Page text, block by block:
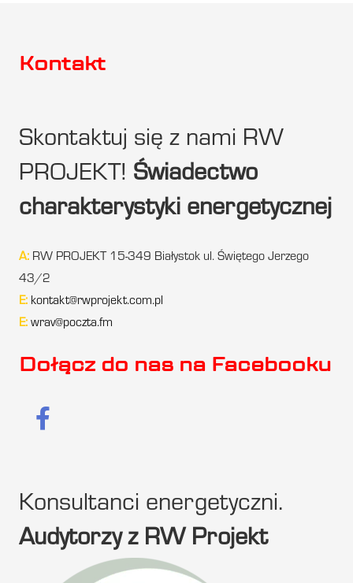
Kontakt
Skontaktuj się z nami RW
PROJEKT! Świadectwo
charakterystyki energetycznej
A: RW PROJEKT 15-349 Białystok ul. Świętego Jerzego
43/2
E: kontakt@rwprojekt.com.pl
E: wrav@poczta.fm
Dołącz do nas na Facebooku
Konsultanci energetyczni.
Audytorzy z RW Projekt